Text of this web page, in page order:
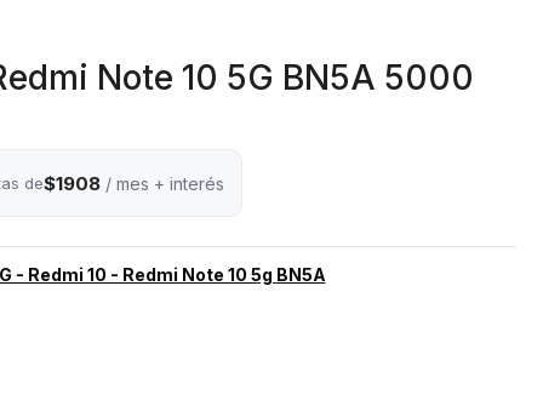
Note 10 5G BN5A 5000
de$1908/ mes + interés
- Redmi 10 - Redmi Note 10 5g BN5A